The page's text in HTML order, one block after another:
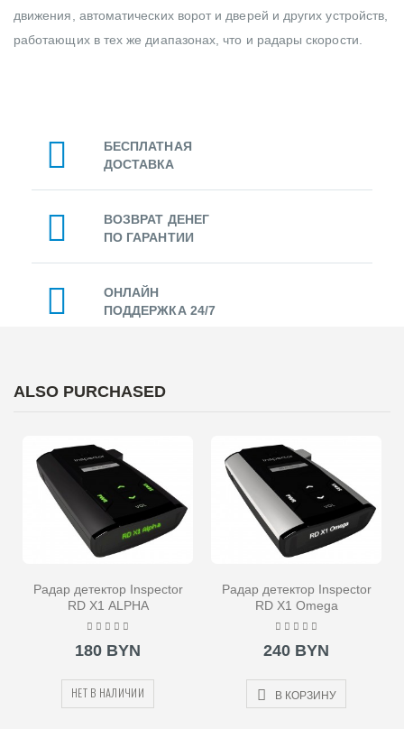
движения, автоматических ворот и дверей и других устройств,
работающих в тех же диапазонах, что и радары скорости.
БЕСПЛАТНАЯ
ДОСТАВКА
ВОЗВРАТ ДЕНЕГ
ПО ГАРАНТИИ
ОНЛАЙН
ПОДДЕРЖКА 24/7
ALSO PURCHASED
Радар детектор Inspector
RD X1 ALPHA
180 BYN
НЕТ В НАЛИЧИИ
Радар детектор Inspector
RD X1 Omega
240 BYN
В КОРЗИНУ